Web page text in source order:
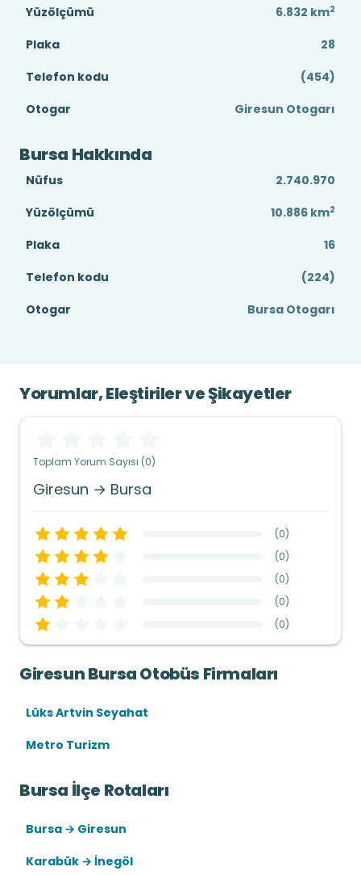
Yüzölçümü
6.832 km2
Plaka
28
Telefon kodu
(454)
Otogar
Giresun Otogarı
Bursa Hakkında
Nüfus
2.740.970
Yüzölçümü
10.886 km2
Plaka
16
Telefon kodu
(224)
Otogar
Bursa Otogarı
Yorumlar, Eleştiriler ve Şikayetler
Toplam Yorum Sayısı (0)
Giresun → Bursa
(0)
(0)
(0)
(0)
(0)
Giresun Bursa Otobüs Firmaları
Lüks Artvin Seyahat
Metro Turizm
Bursa İlçe Rotaları
Bursa → Giresun
Karabük → İnegöl